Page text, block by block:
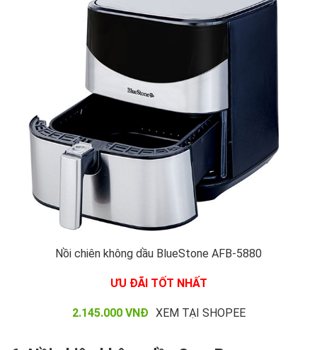
Nồi chiên không dầu BlueStone AFB-5880
ƯU ĐÃI TỐT NHẤT
2.145.000 VNĐ XEM TẠI SHOPEE